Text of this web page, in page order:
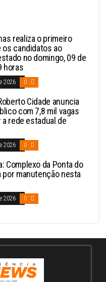
realiza o primeiro
os candidatos ao
no domingo, 09 de
horas
2026 0
Cidade anuncia
com 7,8 mil vagas
rede estadual de
2026 0
Complexo da Ponta do
por manutenção nesta
2026 0